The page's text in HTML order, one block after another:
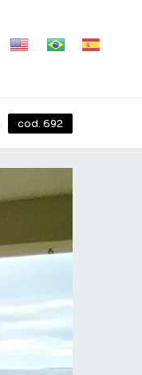
cod. 692